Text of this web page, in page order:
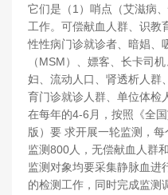
它们是（1）哨点（艾滋病
工作。可偿献血人群、识教
性性病门诊就诊者、暗娼、
（MSM）、嫖客、长卡司
妇、流动人口、肾透析人群
育门诊就诊人群、单位体检
在每年的4-6月，按照《全
版）要 求开展一轮监测，
监测800人，无偿献血人群
监测对象均要采集静脉血进
的检测工作，同时完成监测